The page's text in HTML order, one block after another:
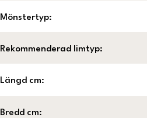
Mönstertyp:
Rekommenderad limtyp:
Längd cm:
Bredd cm: